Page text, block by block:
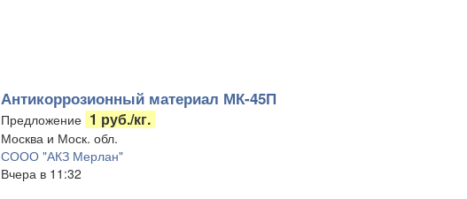
Антикоррозионный материал МК-45П
Предложение 1 руб./кг.
Москва и Моск. обл.
СООО "АКЗ Мерлан"
Вчера в 11:32